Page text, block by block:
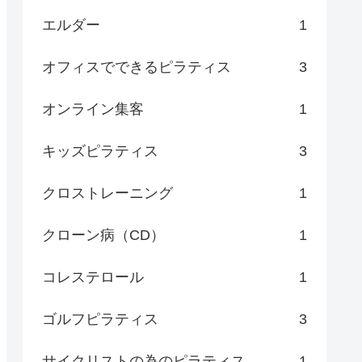
エルダー 1
オフィスでできるピラティス 3
オンライン集客 1
キッズピラティス 3
クロストレーニング 1
クローン病（CD） 1
コレステロール 1
ゴルフピラティス 3